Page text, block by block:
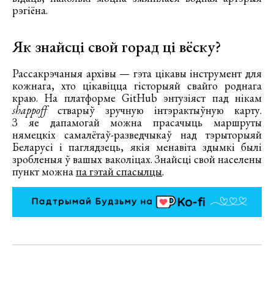
рэгіёна.
Як знайсці свой горад ці вёску?
Рассакрэчаныя архівы — гэта цікавы інструмент для
кожнага, хто цікавіцца гісторыяй свайго роднага
краю. На платформе GitHub энтузіяст пад нікам
shappoffстварыў зручную інтэрактыўную карту.
З яе дапамогай можна прасачыць маршруты
нямецкіх самалётаў-разведчыкаў над тэрыторыяй
Беларусі і паглядзець, якія менавіта здымкі былі
зробленыя ў вашых ваколіцах. Знайсці свой населены
пункт можнапа гэтай спасылцы.